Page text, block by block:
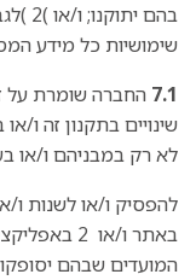
בהם
שימושיות כל מידע
7.1 החברה שומרת על
שינויים בתקנון זה ו/
לא רק במבניהם ו/או
להפסיק ו/או לשנות ו/
באתר ו/או
המועדים שבהם יסופקו